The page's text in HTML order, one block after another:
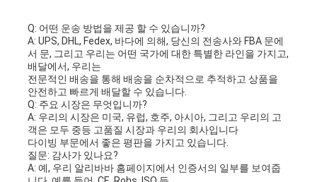
Q: 어떤 운송 방법을 제공 할 수 있습니까?
A: UPS, DHL, Fedex, 바다에 의해, 당신의 전송사와 FBA 문에
서 문, 그리고 우리는 어떤 국가에 대한 특별한 라인을 가지고,
배달에서, 우리는
전문적인 배송을 통해 배송을 순차적으로 추적하고 상품을
안전하고 빠르게 배달할 수 있습니다.
Q: 주요 시장은 무엇입니까?
A: 우리의 시장은 미국, 유럽, 호주, 아시아, 그리고 우리의 고
객은 모두 중등 고품질 시장과 우리의 회사입니다
다이빙 부문에서 좋은 평판을 가지고 있습니다.
질문: 감사가 있나요?
A: 예, 우리 알리바바 홈페이지에서 인증서의 일부를 보여줍